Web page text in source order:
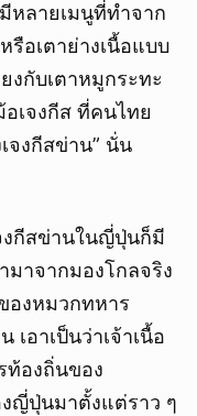
หลายเมนูที่ทำจาก
รือเตาย่างเนื้อแบบ
งกับเตาหมูกระทะ
เจงกีส ที่คนไทย
จงกีสข่าน” นั่น
งกีสข่านในญี่ปุ่นก็มี
มาจากมองโกลจริง
องหมวกทหาร
อาเป็นว่าเจ้าเนื้อ
ท้องถิ่นของ
ญี่ปุ่นมาตั้งแต่ราว ๆ